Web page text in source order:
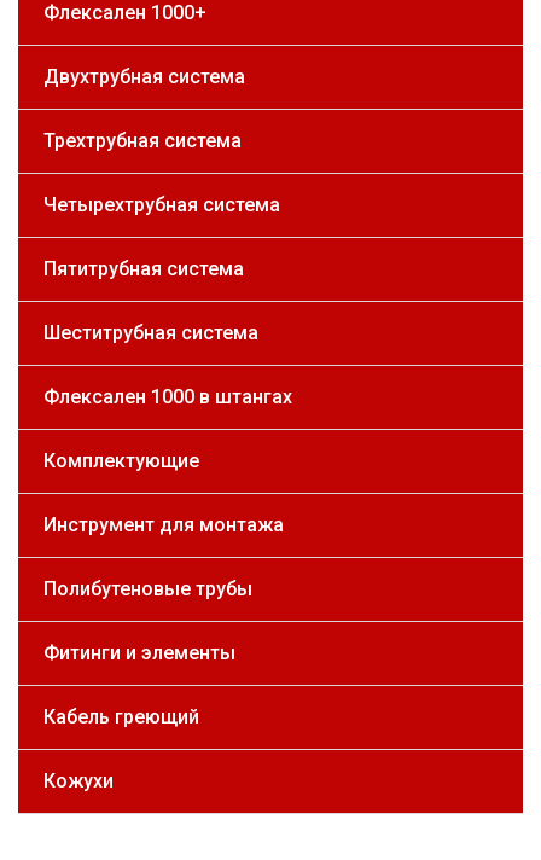
Флексален 1000+
Двухтрубная система
Трехтрубная система
Четырехтрубная система
Пятитрубная система
Шеститрубная система
Флексален 1000 в штангах
Комплектующие
Инструмент для монтажа
Полибутеновые трубы
Фитинги и элементы
Кабель греющий
Кожухи